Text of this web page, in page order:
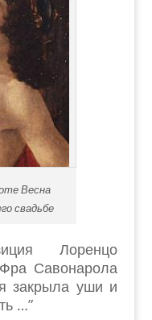
Весна
свадьбе
Лоренцо
Савонарола
закрыла уши и
…”